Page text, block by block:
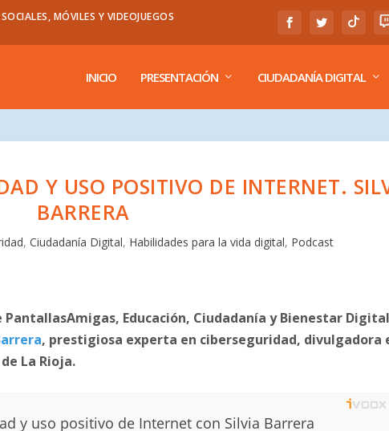
MÓVILES Y VIDEOJUEGOS
INICIO PRESENTACIÓN CIUDADANÍA DIGITAL
Y USO POSITIVO DE INTERNET.
BARRERA
,Ciudadanía Digital, Habilidades para la vida digital, Podcast
Educación, Ciudadanía y Bienestar
, prestigiosa experta en ciberseguridad, divulgadora
La Rioja.